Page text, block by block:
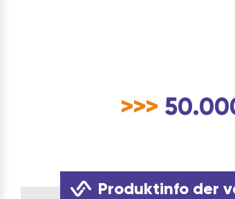
>>>
Produktinfo der